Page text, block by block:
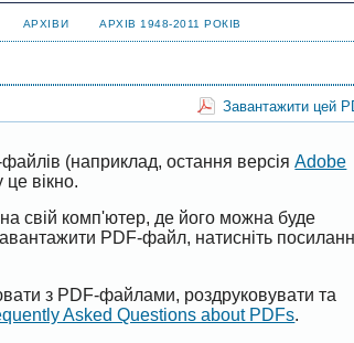
АРХІВИ АРХІВ 1948-2011 РОКІВ
Завантажити цей
(наприклад, остання версіяAdobe
вікно.
свій комп'ютер, де його можна буде
PDF-файл, натисніть
з PDF-файлами, роздруковувати та
Asked Questions about PDFs.